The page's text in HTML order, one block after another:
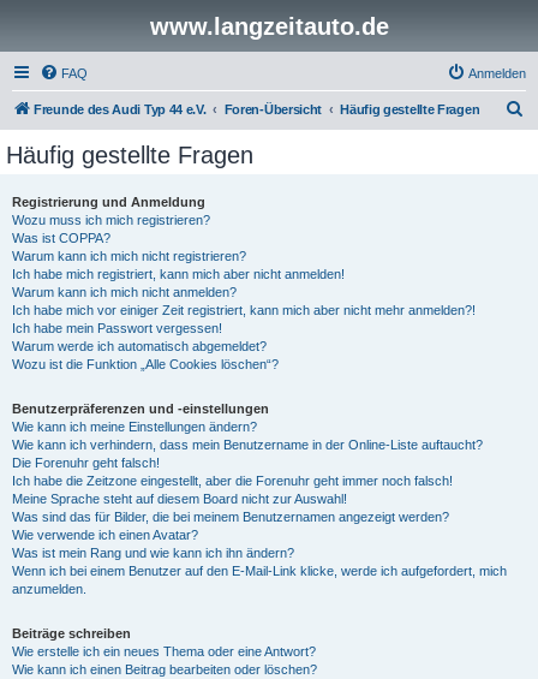
www.langzeitauto.de
FAQ Anmelden
Freunde des Audi Typ 44 e.V. Foren-Übersicht Häufig gestellte Fragen
Häufig gestellte Fragen
Registrierung und Anmeldung
Wozu muss ich mich registrieren?
Was ist COPPA?
Warum kann ich mich nicht registrieren?
Ich habe mich registriert, kann mich aber nicht anmelden!
Warum kann ich mich nicht anmelden?
Ich habe mich vor einiger Zeit registriert, kann mich aber nicht mehr anmelden?!
Ich habe mein Passwort vergessen!
Warum werde ich automatisch abgemeldet?
Wozu ist die Funktion „Alle Cookies löschen“?
Benutzerpräferenzen und -einstellungen
Wie kann ich meine Einstellungen ändern?
Wie kann ich verhindern, dass mein Benutzername in der Online-Liste auftaucht?
Die Forenuhr geht falsch!
Ich habe die Zeitzone eingestellt, aber die Forenuhr geht immer noch falsch!
Meine Sprache steht auf diesem Board nicht zur Auswahl!
Was sind das für Bilder, die bei meinem Benutzernamen angezeigt werden?
Wie verwende ich einen Avatar?
Was ist mein Rang und wie kann ich ihn ändern?
Wenn ich bei einem Benutzer auf den E-Mail-Link klicke, werde ich aufgefordert, mich
anzumelden.
Beiträge schreiben
Wie erstelle ich ein neues Thema oder eine Antwort?
Wie kann ich einen Beitrag bearbeiten oder löschen?